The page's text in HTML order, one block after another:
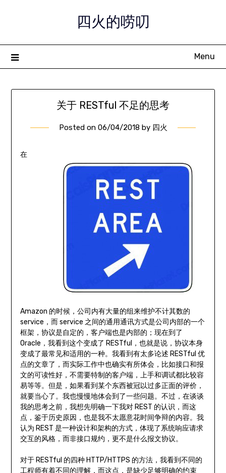
四火的唠叨
Menu
关于 RESTful 不足的思考
Posted on 06/04/2018 by 四火
在
Amazon 的时候，公司内有大量的组来维护不计其数的
service，而 service 之间的通用通讯方式是公司内部的一个
框架，协议是自定的，客户端也是内部的；现在到了
Oracle，我看到这个变成了 RESTful，也就是说，协议本身
变成了最常见和适用的一种。我看到有太多论述 RESTful 优
点的文章了，而实际工作中也确实有所体会，比如接口和报
文的可读性好，不需要特制的客户端，上手和调试都比较容
易等等。但是，如果看到某个东西被冠以过多正面的评价，
就要当心了。我也慢慢地体会到了一些问题。不过，在谈谈
我的思考之前，我想先明确一下我对 REST 的认识，而这
点，鉴于历史原因，也是我不太愿意花时间争辩的内容。我
认为 REST 是一种设计和架构的方式，体现了系统响应请求
交互的风格，而非接口规约，更不是什么报文协议。
对于 RESTful 的四种 HTTP/HTTPS 的方法，我看到不同的
工程师有着不同的理解，而这点，是缺少足够明确的约束